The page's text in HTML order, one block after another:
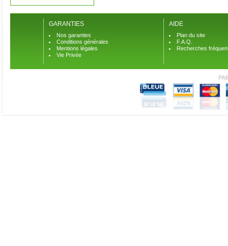
GARANTIES
Nos garanties
Conditions générales
Mentions légales
Vie Privée
AIDE
Plan du site
F.A.Q.
Recherches